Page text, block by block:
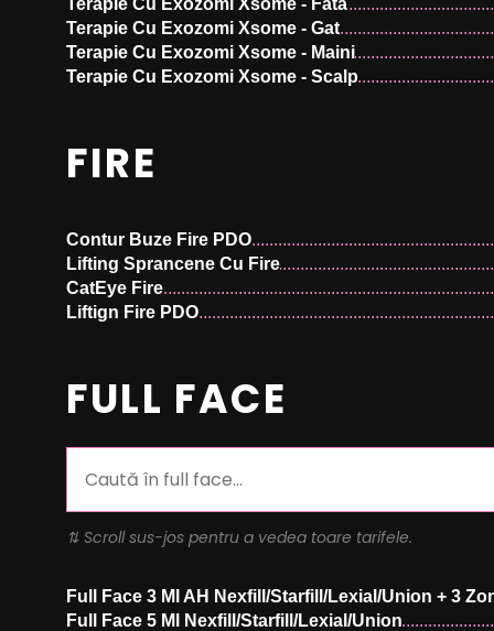
Volumizare Buze Stylage M 1 Ml
Volumizare Buze Stylage S 1 Ml
Volumizare Buze Stylage Special Lips 1 Ml
Volumizare Buze TEOSYAL PURESENSE KISS 1 Ml
Volumizare Buze JUVEDERM Volift 1 Ml
Terapie Cu Exozomi Xsome - Fata
Terapie Cu Exozomi Xsome - Gat
Terapie Cu Exozomi Xsome - Maini
Terapie Cu Exozomi Xsome - Scalp
FIRE
Contur Buze Fire PDO
Lifting Sprancene Cu Fire
CatEye Fire
Liftign Fire PDO
FULL FACE
⇅ Scroll sus-jos pentru a vedea toare tarifele.
Full Face 3 Ml AH Nexfill/Starfill/Lexial/Union + 3
Full Face 5 Ml Nexfill/Starfill/Lexial/Union